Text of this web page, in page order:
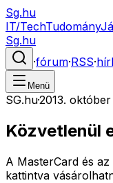
Sg.hu
IT/TechTudomány
Sg.hu
·fórum·RSS·
Menü
SG.hu·2013. október
Közvetlenül
A MasterCard és
kattintva